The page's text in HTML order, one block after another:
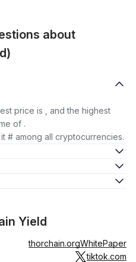
about
price is , and the highest
of .
# among all cryptocurrencies.
Yield
thorchain.orgWhitePaper
tiktok.com